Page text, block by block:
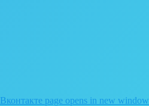
Вконтакте page opens in new window